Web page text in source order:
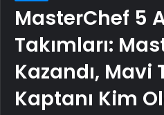
MasterChef 5
Takımları:
Kazandı, Mavi
Kaptanı Kim